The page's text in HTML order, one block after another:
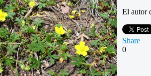
El autor
Share
0